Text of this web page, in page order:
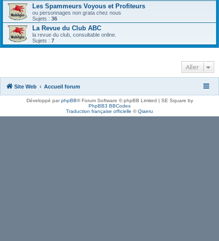
Les Spammeurs Voyous et Profiteurs
ou personnages non grata chez nous
Sujets : 36
La Revue du Club ABC
la revue du club, consultable online.
Sujets : 7
Aller
Site Web Accueil forum
Développé parphpBB® Forum Software © phpBB Limited | SE Square by
PhpBB3 BBCodes
Traduction française officielle ©Qiaeru